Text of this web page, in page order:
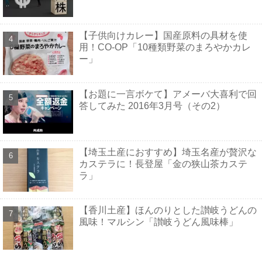
【子供向けカレー】国産原料の具材を使
用！CO-OP「10種類野菜のまろやかカレ
ー」
【お題に一言ボケて】アメーバ大喜利で回
答してみた 2016年3月号（その2）
【埼玉土産におすすめ】埼玉名産が贅沢な
カステラに！長登屋「金の狭山茶カステ
ラ」
【香川土産】ほんのりとした讃岐うどんの
風味！マルシン「讃岐うどん風味棒」